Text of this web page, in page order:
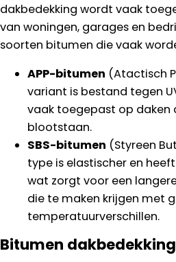
dakbedekking wordt vaak
van woningen, garages en
soorten bitumen die vaak
APP-bitumen (Atactisch
variant is bestand tegen
vaak toegepast op daken
blootstaan.
SBS-bitumen (Styreen
type is elastischer en
wat zorgt voor een
die te maken krijgen met
temperatuurverschillen.
Bitumen